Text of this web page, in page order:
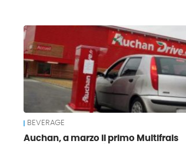
BEVERAGE
Auchan, a marzo il primo Multifrais